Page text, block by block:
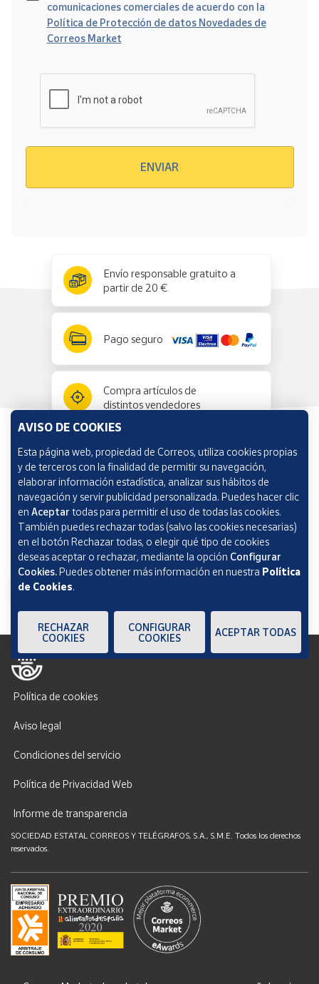
comunicaciones comerciales de acuerdo con la
Política de Protección de datos Novedades de
Correos Market
ENVIAR
Envío responsable gratuito a
partir de 20 €
Pago seguro
Compra artículos de
distintos vendedores
Información y ayuda
Correos Market
Política de cookies
Aviso legal
Condiciones del servicio
Política de Privacidad Web
Informe de transparencia
SOCIEDAD ESTATAL CORREOS Y TELÉGRAFOS, S.A., S.M.E. Todos los derechos
reservados.
AVISO DE COOKIES
Esta página web, propiedad de Correos, utiliza cookies propias
y de terceros con la finalidad de permitir su navegación,
elaborar información estadística, analizar sus hábitos de
navegación y servir publicidad personalizada. Puedes hacer clic
en Aceptar todas para permitir el uso de todas las cookies.
También puedes rechazar todas (salvo las cookies necesarias)
en el botón Rechazar todas, o elegir qué tipo de cookies
deseas aceptar o rechazar, mediante la opción Configurar
Cookies.Puedes obtener más información en nuestra Política
de Cookies.
RECHAZAR
COOKIES
CONFIGURAR
COOKIES
ACEPTAR TODAS